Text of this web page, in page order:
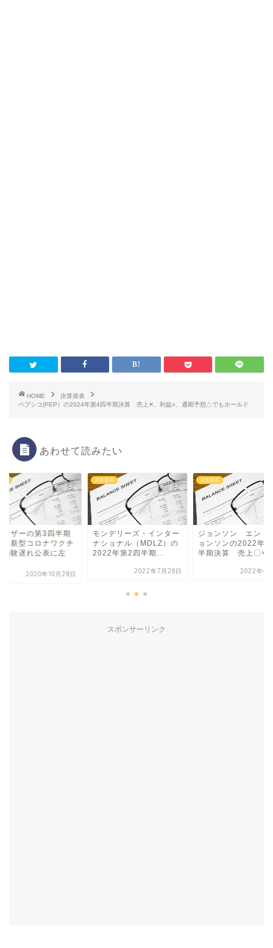
HOME
決算発表
ペプシコ(PEP）の2024年第4四半期決算 売上✕、利益○、通期予想△でもホールド
あわせて読みたい
イザーの第3四半期
新型コロナワクチ
治験遅れ公表に左
2020年10月28日
決算発表
モンデリーズ・インター
ナショナル（MDLZ）の
2022年第2四半期...
2022年7月28日
決算発表
ジョンソン エン
ョンソンの2022年
半期決算 売上〇×...
2022年4
スポンサーリンク